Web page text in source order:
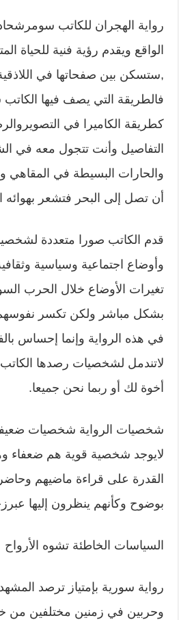
رواية الهجران للكاتب
الواقع ويقدم رؤية فنية للحياة
,ستسكن بين صفحاتها في
فالطريقة التي يصف فيها
كطريقة الكاميرا في
التفاصيل وأنت تتجول معه في
والحارات البسيطة في المقاهي
أن تصل إلى البحر فتشعر
قدم الكاتب صورا متعددة
وأوضاع اجتماعية وسياسية
تغيرات الأوضاع خلال الحرب
بشكل مباشر ولكن تكسر
في هذه الرواية وإنما إحساس
لاتندمل لشخصيات رصدها
أخوة لك أو ربما نحن جميعا.
شخصيات الرواية شخصيات
لايوجد شخصية قوية هم ضعفاء
القدرة على قراءة ماضيهم
بوضوح وكأنهم ينظرون إليها
السياسات الخاطئة تشوه الأرواح
رواية سورية بإمتياز ترصد
وحربين في زمنين مختلفين من